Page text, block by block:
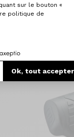
sur le bouton «
politique de
Ok, tout accepter